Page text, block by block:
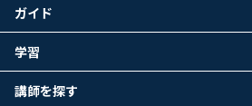
ガイド
学習
講師を探す